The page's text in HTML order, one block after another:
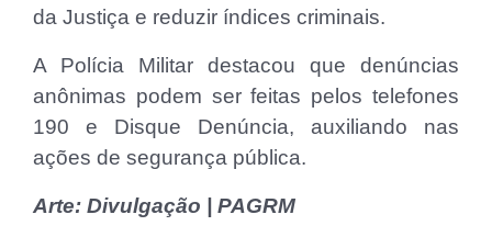
da Justiça e reduzir índices criminais.
A Polícia Militar destacou que denúncias
anônimas podem ser feitas pelos telefones
190 e Disque Denúncia, auxiliando nas
ações de segurança pública.
Arte: Divulgação | PAGRM